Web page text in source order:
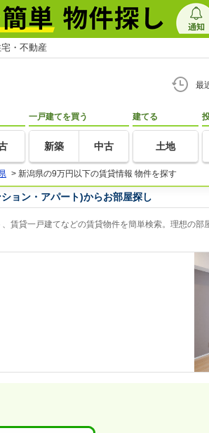
・不動産
最
一戸建てを買う
新築 中古
建てる
土地
> 新潟県の9万円以下の賃貸情報 物件を探す
ョン・アパート)からお部屋探し
賃貸一戸建てなどの賃貸物件を簡単検索。理想の